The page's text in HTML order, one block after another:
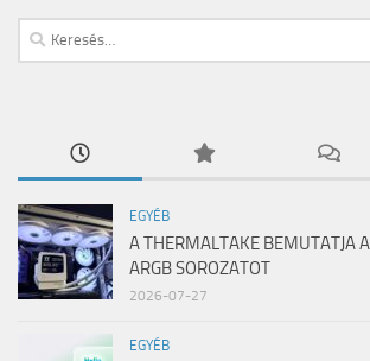
Keresés:
EGYÉB
A THERMALTAKE BEMUTATJA
ARGB SOROZATOT
2026-07-27
EGYÉB